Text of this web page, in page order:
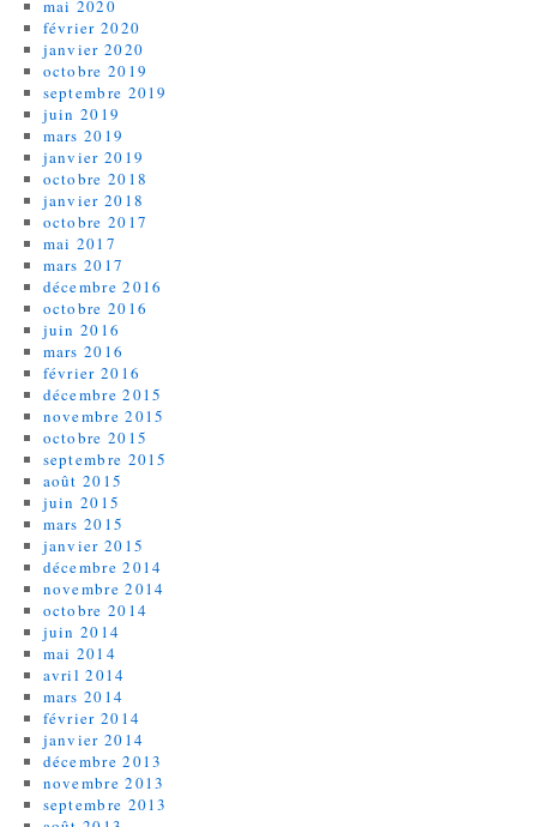
mai 2020
février 2020
janvier 2020
octobre 2019
septembre 2019
juin 2019
mars 2019
janvier 2019
octobre 2018
janvier 2018
octobre 2017
mai 2017
mars 2017
décembre 2016
octobre 2016
juin 2016
mars 2016
février 2016
décembre 2015
novembre 2015
octobre 2015
septembre 2015
août 2015
juin 2015
mars 2015
janvier 2015
décembre 2014
novembre 2014
octobre 2014
juin 2014
mai 2014
avril 2014
mars 2014
février 2014
janvier 2014
décembre 2013
novembre 2013
septembre 2013